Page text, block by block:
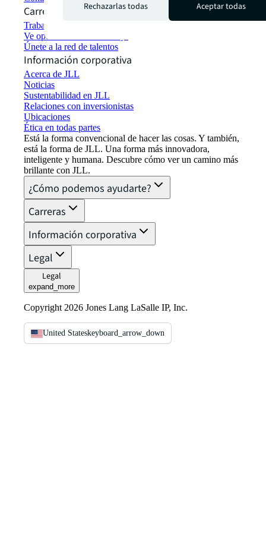
Carreras
Trabaja en JLL
Ve oportunidades de trabajo
Únete a la red de talentos
Información corporativa
Acerca de JLL
Noticias
Sustentabilidad en JLL
Relaciones con inversionistas
Ubicaciones
Ética en todas partes
Está la forma convencional de hacer las cosas. Y también,
está la forma de JLL. Una forma más innovadora,
inteligente y humana. Descubre cómo ver un camino más
brillante con JLL.
¿Cómo podemos ayudarte?
Carreras
Información corporativa
Legal
Legal
expand_more
Copyright 2026 Jones Lang LaSalle IP, Inc.
United Stateskeyboard_arrow_down
Rechazarlas todas
Aceptar todas